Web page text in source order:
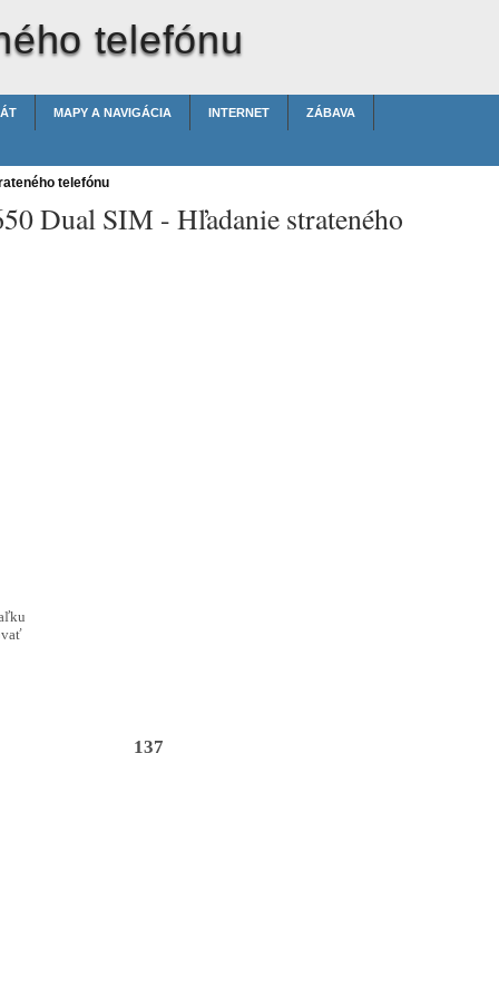
telefónu
MAPY A NAVIGÁCIA INTERNET ZÁBAVA
telefónu
Dual SIM - Hľadanie strateného
137